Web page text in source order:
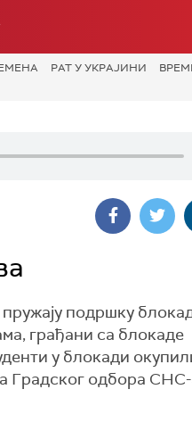
РАТ У УКРАЈИНИ
подршку
грађани са блокаде
у блокади
Градског одбора